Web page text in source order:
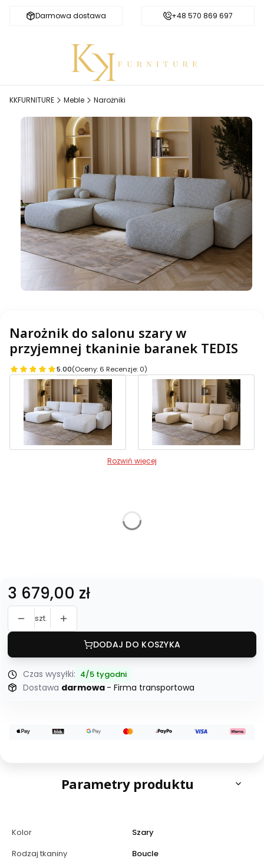
Darmowa dostawa Bezpieczne zakupy
+48 570 869 697
KKFURNITURE Meble Narożniki
Narożnik do salonu szary w
przyjemnej tkaninie baranek TEDIS
5.00(Oceny: 6 Recenzje: 0)
Rozwiń więcej
Cena
3 679,00 zł
szt.
DODAJ DO KOSZYKA
Czas wysyłki: 4/5 tygodni
Dostawa darmowa - Firma transportowa
Parametry produktu
Kolor
Szary
Rodzaj tkaniny
Boucle